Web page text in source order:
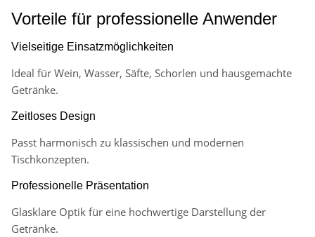
Vorteile für professionelle Anwender
Vielseitige Einsatzmöglichkeiten
Ideal für Wein, Wasser, Säfte, Schorlen und hausgemachte
Getränke.
Zeitloses Design
Passt harmonisch zu klassischen und modernen
Tischkonzepten.
Professionelle Präsentation
Glasklare Optik für eine hochwertige Darstellung der
Getränke.